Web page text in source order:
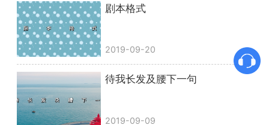
剧本格式
2019-09-20
待我长发及腰下一句
2019-09-09